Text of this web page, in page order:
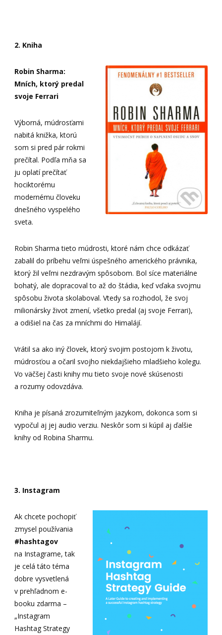
2. Kniha
Robin Sharma:
Mních, ktorý predal
svoje Ferrari
Výborná, múdrosťami
nabitá knižka, ktorú
som si pred pár rokmi
prečítal. Podľa mňa sa
ju oplatí prečítať
hociktorému
modernému človeku
dnešného vyspelého
sveta.
Robin Sharma tieto múdrosti, ktoré nám chce odkázať
zabalil do príbehu veľmi úspešného amerického právnika,
ktorý žil veľmi nezdravým spôsobom. Bol síce materiálne
bohatý, ale dopracoval to až do štádia, keď vďaka svojmu
spôsobu života skolaboval. Vtedy sa rozhodol, že svoj
milionársky život zmení, všetko predal (aj svoje Ferrari),
a odišiel na čas za mníchmi do Himalájí.
Vrátil sa ako iný človek, ktorý svojim postojom k životu,
múdrosťou a očaril svojho niekdajšieho mladšieho kolegu.
Vo väčšej časti knihy mu tieto svoje nové skúsenosti
a rozumy odovzdáva.
Kniha je písaná zrozumiteľným jazykom, dokonca som si
vypočul aj jej audio verziu. Neskôr som si kúpil aj ďalšie
knihy od Robina Sharmu.
3. Instagram
Ak chcete pochopiť
zmysel používania
#hashtagov
na Instagrame, tak
je celá táto téma
dobre vysvetlená
v prehľadnom e-
booku zdarma –
„Instagram
Hashtag Strategy